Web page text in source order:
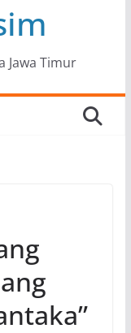
Jawa Timur